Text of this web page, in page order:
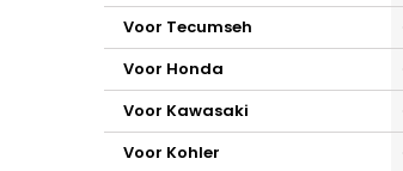
Voor Tecumseh
Voor Honda
Voor Kawasaki
Voor Kohler